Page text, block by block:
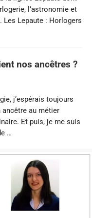
l’astronomie et
Les Lepaute : Horlogers
nos ancêtres ?
j’espérais toujours
ancêtre au métier
Et puis, je me suis
…